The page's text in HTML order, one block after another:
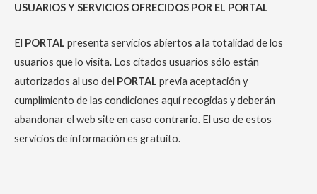
USUARIOS Y SERVICIOS OFRECIDOS POR EL PORTAL
El PORTAL presenta servicios abiertos a la totalidad de los
usuarios que lo visita. Los citados usuarios sólo están
autorizados al uso del PORTAL previa aceptación y
cumplimiento de las condiciones aquí recogidas y deberán
abandonar el web site en caso contrario. El uso de estos
servicios de información es gratuito.